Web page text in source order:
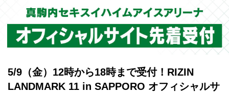
5/9（金）12時から18時まで受付！RIZIN
LANDMARK 11 in SAPPORO オフィシャルサ